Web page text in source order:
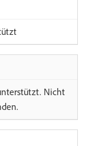
Nicht